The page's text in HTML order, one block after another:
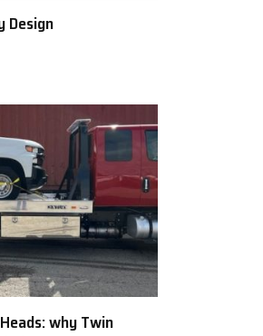
Design
why Twin